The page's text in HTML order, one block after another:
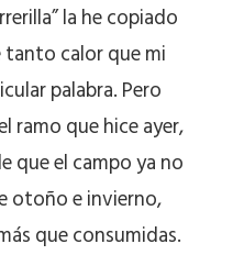
la he copiado
tanto calor que mi
palabra. Pero
ramo que hice ayer,
que el campo ya no
otoño e invierno,
que consumidas.